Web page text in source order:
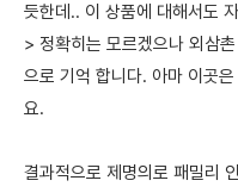
듯한데.. 이 상품에 대해서도
> 정확히는 모르겠으나 외삼
으로 기억 합니다. 아마 이곳
요.
결과적으로 제명의로 패밀리